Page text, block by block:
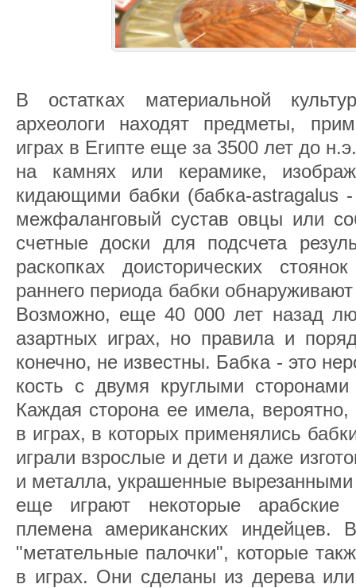
В остатках материальной
археологи находят предметы,
играх в Египте еще за 3500 лет до
на камнях или керамике,
кидающими бабки (бабка-astragalus -
межфаланговый сустав овцы или
счетные доски для подсчета
раскопках доисторических
раннего периода бабки
Возможно, еще 40 000 лет назад
азартных играх, но правила и
конечно, не известны. Бабка - это
кость с двумя круглыми
Каждая сторона ее имела,
в играх, в которых применялись
играли взрослые и дети и даже
и металла, украшенные
еще играют некоторые
племена американских индейцев.
"метательные палочки", которые
в играх. Они сделаны из дерева